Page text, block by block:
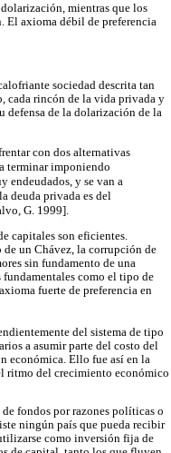
mientras que los
El axioma débil de preferencia
sociedad descrita tan
cada rincón de la vida privada y
defensa de la dolarización de la
con dos alternativas
terminar imponiendo
endeudados, y se van a
deuda privada es del
G. 1999].
capitales son eficientes.
un Chávez, la corrupción de
sin fundamento de una
como el tipo de
fuerte de preferencia en
del sistema de tipo
a asumir parte del costo del
económica. Ello fue así en la
ritmo del crecimiento económico
fondos por razones políticas o
ningún país que pueda recibir
como inversión fija de